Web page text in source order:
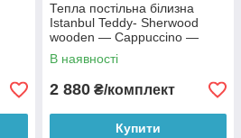
Тепла постільна білизна
Istanbul Teddy- Sherwood
wooden — Cappuccino —
полуторний
В наявності
2 880 ₴/комплект
Купити